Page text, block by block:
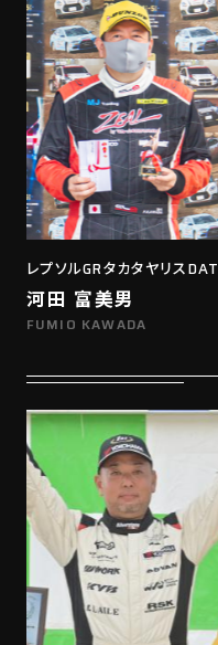
レプソルGRタカタヤリスDAT
河田 富美男
FUMIO KAWADA